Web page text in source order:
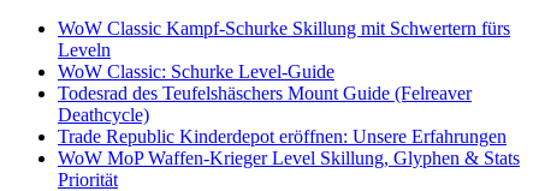
WoW Classic Kampf-Schurke Skillung mit Schwertern fürs
Leveln
WoW Classic: Schurke Level-Guide
Todesrad des Teufelshäschers Mount Guide (Felreaver
Deathcycle)
Trade Republic Kinderdepot eröffnen: Unsere Erfahrungen
WoW MoP Waffen-Krieger Level Skillung, Glyphen & Stats
Priorität